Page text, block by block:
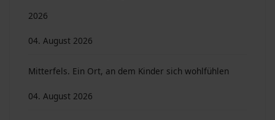
2026
04. August 2026
Mitterfels. Ein Ort, an dem Kinder sich wohlfühlen
04. August 2026